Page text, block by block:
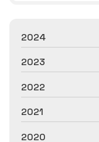
2024
2023
2022
2021
2020